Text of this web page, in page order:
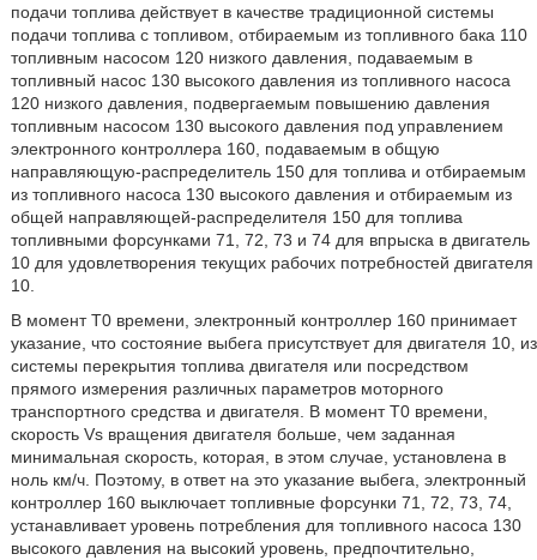
подачи топлива действует в качестве традиционной системы
подачи топлива с топливом, отбираемым из топливного бака 110
топливным насосом 120 низкого давления, подаваемым в
топливный насос 130 высокого давления из топливного насоса
120 низкого давления, подвергаемым повышению давления
топливным насосом 130 высокого давления под управлением
электронного контроллера 160, подаваемым в общую
направляющую-распределитель 150 для топлива и отбираемым
из топливного насоса 130 высокого давления и отбираемым из
общей направляющей-распределителя 150 для топлива
топливными форсунками 71, 72, 73 и 74 для впрыска в двигатель
10 для удовлетворения текущих рабочих потребностей двигателя
10.
В момент Т0 времени, электронный контроллер 160 принимает
указание, что состояние выбега присутствует для двигателя 10, из
системы перекрытия топлива двигателя или посредством
прямого измерения различных параметров моторного
транспортного средства и двигателя. В момент Т0 времени,
скорость Vs вращения двигателя больше, чем заданная
минимальная скорость, которая, в этом случае, установлена в
ноль км/ч. Поэтому, в ответ на это указание выбега, электронный
контроллер 160 выключает топливные форсунки 71, 72, 73, 74,
устанавливает уровень потребления для топливного насоса 130
высокого давления на высокий уровень, предпочтительно,